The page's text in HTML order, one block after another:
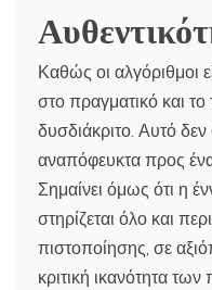
Καθώς οι αλγόριθμοι
στο πραγματικό και το
δυσδιάκριτο. Αυτό δεν
αναπόφευκτα προς
Σημαίνει όμως ότι η
στηρίζεται όλο και
πιστοποίησης, σε
κριτική ικανότητα